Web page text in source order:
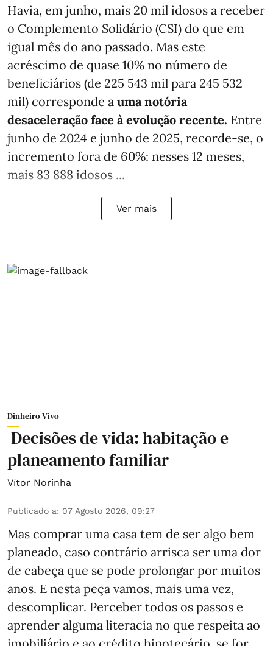
Havia, em junho, mais 20 mil idosos a receber
o Complemento Solidário (CSI) do que em
igual mês do ano passado. Mas este
acréscimo de quase 10% no número de
beneficiários (de 225 543 mil para 245 532
mil) corresponde a uma notória
desaceleração face à evolução recente. Entre
junho de 2024 e junho de 2025, recorde-se, o
incremento fora de 60%: nesses 12 meses,
mais 83 888 idosos ...
Ver mais
Dinheiro Vivo
Decisões de vida: habitação e
planeamento familiar
Vítor Norinha
Publicado a: 07 Agosto 2026, 09:27
Mas comprar uma casa tem de ser algo bem
planeado, caso contrário arrisca ser uma dor
de cabeça que se pode prolongar por muitos
anos. E nesta peça vamos, mais uma vez,
descomplicar. Perceber todos os passos e
aprender alguma literacia no que respeita ao